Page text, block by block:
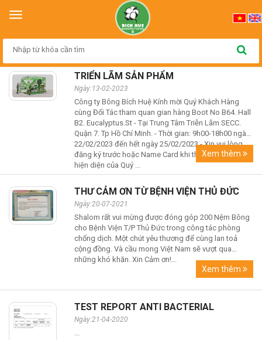
Toggle
Trang chủ
Tin Tức
TRIỂN LÃM SẢN PHẨM
Ngày:13-02-2023
Công ty Bông Bích Huệ Kính mời Quý Khách Hàng
cùng Đối Tác tham quan gian hàng Boot No B64. Hall
B2. Eucalyptus.St - Tại Trung Tâm Triễn Lãm SECC.
Quận 7. Tp Hồ Chí Minh. - Thời gian: 9h00-18h00 ngày
22/02/2023 đến hết ngày 25/02/2023 - Xin vui lòng
đăng ký trước hoặc Name Card khi tham quan. - Sự
hiện diện của Quý ...
Xem thêm
THƯ CẢM ƠN TỪ BỆNH VIỆN THỦ ĐỨC
Ngày:20-07-2021
Shalom rất vui mừng được đóng góp 200 Nệm Bông
cho Bệnh Viện T/P Thủ Đức trong công tác phòng
chống dịch. Một chút yêu thương để cùng lan toả
cộng đồng. Và cầu mong Việt Nam sẽ vượt qua
những khó khăn. Xin Cảm ơn!...
Xem thêm
TEST REPORT ANTI BACTERIAL
Ngày:21-04-2020
...